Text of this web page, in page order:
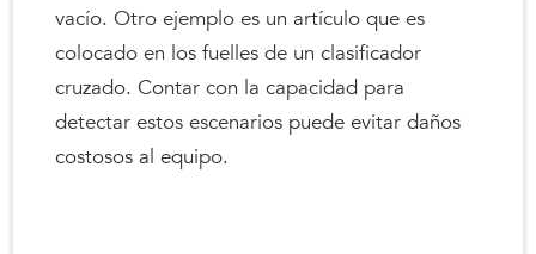
vacío. Otro ejemplo es un artículo que es
colocado en los fuelles de un clasificador
cruzado. Contar con la capacidad para
detectar estos escenarios puede evitar daños
costosos al equipo.